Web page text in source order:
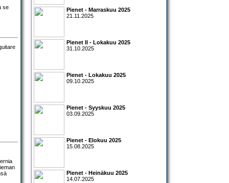
se
Pienet - Marraskuu 2025
21.11.2025
Pienet II - Lokakuu 2025
31.10.2025
Pienet - Lokakuu 2025
09.10.2025
Pienet - Syyskuu 2025
03.09.2025
Pienet - Elokuu 2025
15.08.2025
Pienet - Heinäkuu 2025
14.07.2025